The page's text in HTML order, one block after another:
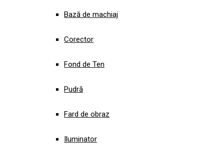
Bază de machiaj
Corector
Fond de Ten
Pudră
Fard de obraz
Iluminator